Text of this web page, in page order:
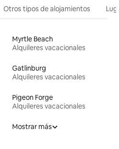
Otros tipos de alojamientos
Myrtle Beach
Alquileres vacacionales
Gatlinburg
Alquileres vacacionales
Pigeon Forge
Alquileres vacacionales
Mostrar más